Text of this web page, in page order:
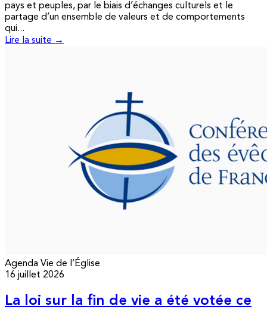
pays et peuples, par le biais d’échanges culturels et le
partage d’un ensemble de valeurs et de comportements
qui...
Lire la suite →
Agenda Vie de l’Église
16 juillet 2026
La loi sur la fin de vie a été votée ce